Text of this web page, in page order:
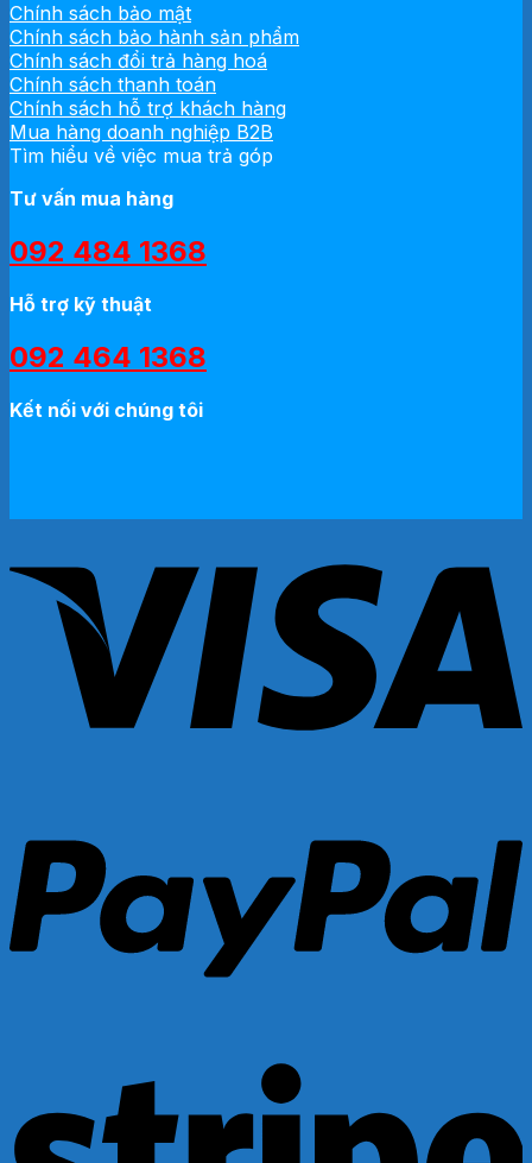
Chính sách bảo mật
Chính sách bảo hành sản phẩm
Chính sách đổi trả hàng hoá
Chính sách thanh toán
Chính sách hỗ trợ khách hàng
Mua hàng doanh nghiệp B2B
Tìm hiểu về việc mua trả góp
Tư vấn mua hàng
092 484 1368
Hỗ trợ kỹ thuật
092 464 1368
Kết nối với chúng tôi